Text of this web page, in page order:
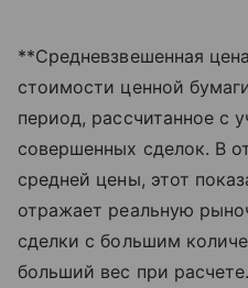
**Средневзвешенная
стоимости ценной
период, рассчитанное с
совершенных сделок. В
средней цены, этот
отражает реальную
сделки с большим
больший вес при расчете.